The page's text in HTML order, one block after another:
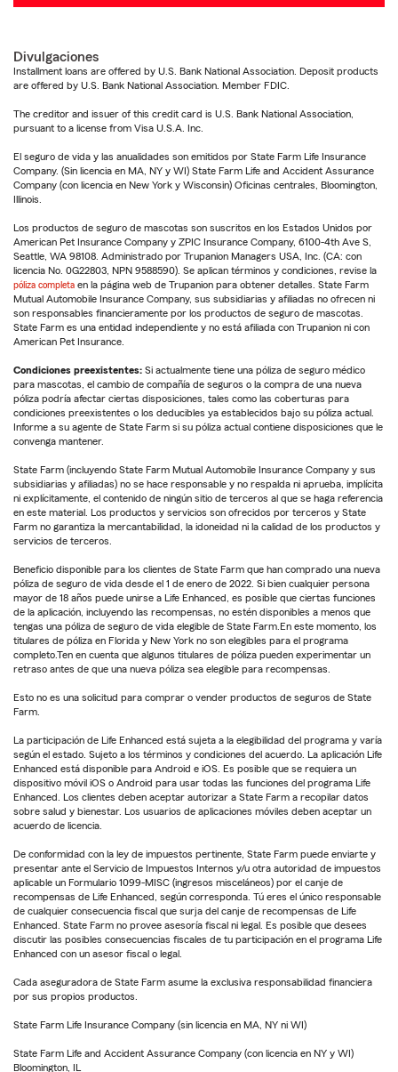
Divulgaciones
Installment loans are offered by U.S. Bank National Association. Deposit products
are offered by U.S. Bank National Association. Member FDIC.
The creditor and issuer of this credit card is U.S. Bank National Association,
pursuant to a license from Visa U.S.A. Inc.
El seguro de vida y las anualidades son emitidos por State Farm Life Insurance
Company. (Sin licencia en MA, NY y WI) State Farm Life and Accident Assurance
Company (con licencia en New York y Wisconsin) Oficinas centrales, Bloomington,
Illinois.
Los productos de seguro de mascotas son suscritos en los Estados Unidos por
American Pet Insurance Company y ZPIC Insurance Company, 6100-4th Ave S,
Seattle, WA 98108. Administrado por Trupanion Managers USA, Inc. (CA: con
licencia No. 0G22803, NPN 9588590). Se aplican términos y condiciones, revise la
póliza completa en la página web de Trupanion para obtener detalles. State Farm
Mutual Automobile Insurance Company, sus subsidiarias y afiliadas no ofrecen ni
son responsables financieramente por los productos de seguro de mascotas.
State Farm es una entidad independiente y no está afiliada con Trupanion ni con
American Pet Insurance.
Condiciones preexistentes: Si actualmente tiene una póliza de seguro médico
para mascotas, el cambio de compañía de seguros o la compra de una nueva
póliza podría afectar ciertas disposiciones, tales como las coberturas para
condiciones preexistentes o los deducibles ya establecidos bajo su póliza actual.
Informe a su agente de State Farm si su póliza actual contiene disposiciones que le
convenga mantener.
State Farm (incluyendo State Farm Mutual Automobile Insurance Company y sus
subsidiarias y afiliadas) no se hace responsable y no respalda ni aprueba, implícita
ni explícitamente, el contenido de ningún sitio de terceros al que se haga referencia
en este material. Los productos y servicios son ofrecidos por terceros y State
Farm no garantiza la mercantabilidad, la idoneidad ni la calidad de los productos y
servicios de terceros.
Beneficio disponible para los clientes de State Farm que han comprado una nueva
póliza de seguro de vida desde el 1 de enero de 2022. Si bien cualquier persona
mayor de 18 años puede unirse a Life Enhanced, es posible que ciertas funciones
de la aplicación, incluyendo las recompensas, no estén disponibles a menos que
tengas una póliza de seguro de vida elegible de State Farm.En este momento, los
titulares de póliza en Florida y New York no son elegibles para el programa
completo.Ten en cuenta que algunos titulares de póliza pueden experimentar un
retraso antes de que una nueva póliza sea elegible para recompensas.
Esto no es una solicitud para comprar o vender productos de seguros de State
Farm.
La participación de Life Enhanced está sujeta a la elegibilidad del programa y varía
según el estado. Sujeto a los términos y condiciones del acuerdo. La aplicación Life
Enhanced está disponible para Android e iOS. Es posible que se requiera un
dispositivo móvil iOS o Android para usar todas las funciones del programa Life
Enhanced. Los clientes deben aceptar autorizar a State Farm a recopilar datos
sobre salud y bienestar. Los usuarios de aplicaciones móviles deben aceptar un
acuerdo de licencia.
De conformidad con la ley de impuestos pertinente, State Farm puede enviarte y
presentar ante el Servicio de Impuestos Internos y/u otra autoridad de impuestos
aplicable un Formulario 1099-MISC (ingresos misceláneos) por el canje de
recompensas de Life Enhanced, según corresponda. Tú eres el único responsable
de cualquier consecuencia fiscal que surja del canje de recompensas de Life
Enhanced. State Farm no provee asesoría fiscal ni legal. Es posible que desees
discutir las posibles consecuencias fiscales de tu participación en el programa Life
Enhanced con un asesor fiscal o legal.
Cada aseguradora de State Farm asume la exclusiva responsabilidad financiera
por sus propios productos.
State Farm Life Insurance Company (sin licencia en MA, NY ni WI)
State Farm Life and Accident Assurance Company (con licencia en NY y WI)
Bloomington, IL